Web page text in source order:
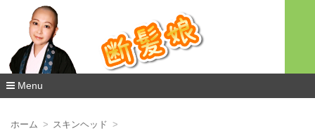
Menu
ホーム
スキンヘッド